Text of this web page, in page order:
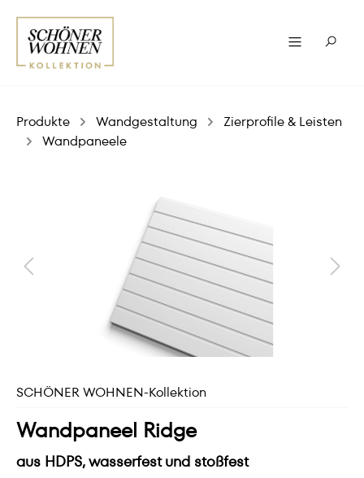
Produkte Wandgestaltung
Zierprofile & Leisten
Wandpaneele
SCHÖNER WOHNEN-Kollektion
Wandpaneel Ridge
aus HDPS, wasserfest und stoßfest